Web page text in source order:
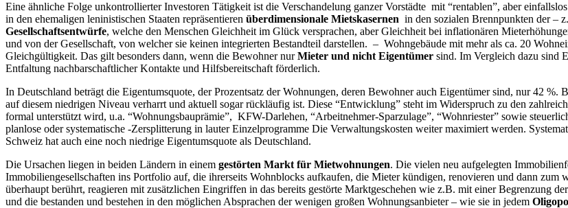
Eine ähnliche Folge unkontrollierter Investoren Tätigkeit ist die Verschandelung ganzer Vorstädte mit “rentablen”, aber
in den ehemaligen leninistischen Staaten repräsentieren überdimensionale Mietskasernen in den sozialen Brennpunkten der –
Gesellschaftsentwürfe, welche den Menschen Gleichheit im Glück versprachen, aber Gleichheit bei inflationären
und von der Gesellschaft, von welcher sie keinen integrierten Bestandteil darstellen. – Wohngebäude mit mehr als ca. 20
Gleichgültigkeit. Das gilt besonders dann, wenn die Bewohner nurMieter und nicht Eigentümer sind. Im Vergleich dazu sind
Entfaltung nachbarschaftlicher Kontakte und Hilfsbereitschaft förderlich.
In Deutschland beträgt die Eigentumsquote, der Prozentsatz der Wohnungen, deren Bewohner auch Eigentümer sind, nur 42 %.
auf diesem niedrigen Niveau verharrt und aktuell sogar rückläufig ist. Diese “Entwicklung” steht im Widerspruch zu den
formal unterstützt wird, u.a. “Wohnungsbauprämie”, KFW-Darlehen, “Arbeitnehmer-Sparzulage”, “Wohnriester” sowie
planlose oder systematische -Zersplitterung in lauter Einzelprogramme Die Verwaltungskosten weiter maximiert werden.
Schweiz hat auch eine noch niedrige Eigentumsquote als Deutschland.
Die Ursachen liegen in beiden Ländern in einem gestörten Markt für Mietwohnungen. Die vielen neu aufgelegten
Immobiliengesellschaften ins Portfolio auf, die ihrerseits Wohnblocks aufkaufen, die Mieter kündigen, renovieren und dann zum
überhaupt berührt, reagieren mit zusätzlichen Eingriffen in das bereits gestörte Marktgeschehen wie z.B. mit einer Begrenzung
und die bestanden und bestehen in den möglichen Absprachen der wenigen großen Wohnungsanbieter – wie sie in jedem